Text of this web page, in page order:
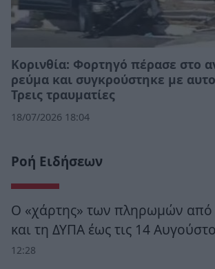
Κορινθία: Φορτηγό πέρασε στο
ρεύμα και συγκρούστηκε με
Τρεις τραυματίες
18/07/2026 18:04
Ροή Ειδήσεων
Ο «χάρτης» των πληρωμών
και τη ΔΥΠΑ έως τις 14
12:28